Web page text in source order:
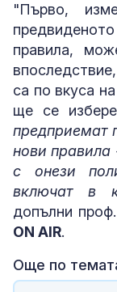
"Първо,
правила,
са по вкуса
ще се
предприемат
нови правила
с онези
включат в
допълни
ON AIR.
Още по